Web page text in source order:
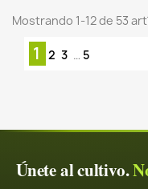
Mostrando 1-12 de 53
1 2 3 … 5
Únete al cultivo.